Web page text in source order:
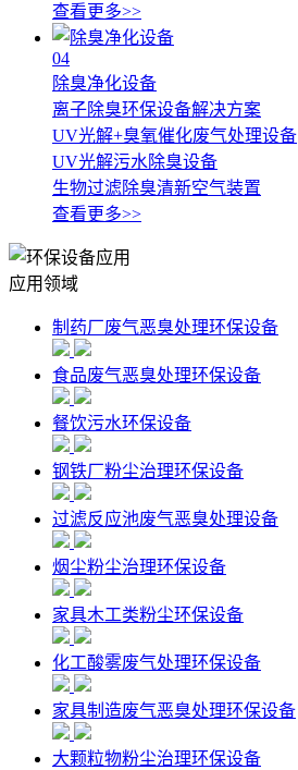
查看更多>>
04
除臭净化设备
离子除臭环保设备解决方案
UV光解+臭氧催化废气处理设备
UV光解污水除臭设备
生物过滤除臭清新空气装置
查看更多>>
应用领域
制药厂废气恶臭处理环保设备
食品废气恶臭处理环保设备
餐饮污水环保设备
钢铁厂粉尘治理环保设备
过滤反应池废气恶臭处理设备
烟尘粉尘治理环保设备
家具木工类粉尘环保设备
化工酸雾废气处理环保设备
家具制造废气恶臭处理环保设备
大颗粒物粉尘治理环保设备